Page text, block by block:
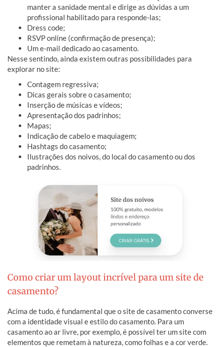
manter a sanidade mental e dirige as dúvidas a um
profissional habilitado para responde-las;
Dress code;
RSVP online (confirmação de presença);
Um e-mail dedicado ao casamento.
Nesse sentindo, ainda existem outras possibilidades para
explorar no site:
Contagem regressiva;
Dicas gerais sobre o casamento;
Inserção de músicas e vídeos;
Apresentação dos padrinhos;
Mapas;
Indicação de cabelo e maquiagem;
Hashtags do casamento;
Ilustrações dos noivos, do local do casamento ou dos
padrinhos.
Como criar um layout incrível para um site de
casamento?
Acima de tudo, é fundamental que o site de casamento converse
com a identidade visual e estilo do casamento. Para um
casamento ao ar livre, por exemplo, é possível ter um site com
elementos que remetam à natureza, como folhas e a cor verde.